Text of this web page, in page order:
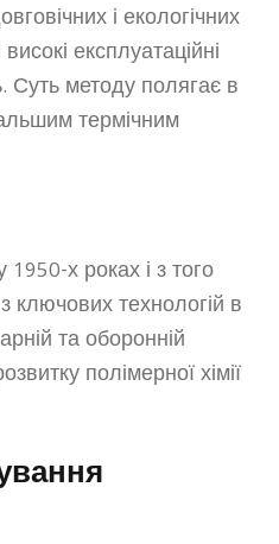
і екологічних
експлуатаційні
Суть методу полягає в
термічним
х роках і з того
ключових технологій в
та оборонній
полімерної хімії